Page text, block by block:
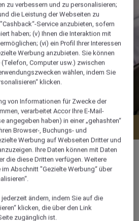
anzeigen
zu verbessern und zu personalisieren;
die Leistung der Webseiten zu
Service anzubieten, sofern
haben; (v) Ihnen die Interaktion mit
(vi) ein Profil Ihrer Interessen
Werbung anzubieten. Sie können
Computer usw.) zwischen
wählen, indem Sie
klicken.
von Informationen für Zwecke der
verarbeitet Accor Ihre E-Mail-
angegeben haben) in einer „gehashten“
Browser-, Buchungs- und
Werbung auf Webseiten Dritter und
Ihre Daten können mit Daten
die diese Dritten verfügen. Weitere
Abschnitt "Gezielte Werbung“ über
ändern, indem Sie auf die
klicken, die über den Link
zugänglich ist.